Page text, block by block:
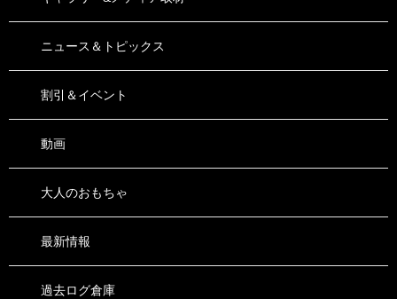
ニュース＆トピックス
割引＆イベント
動画
大人のおもちゃ
最新情報
過去ログ倉庫